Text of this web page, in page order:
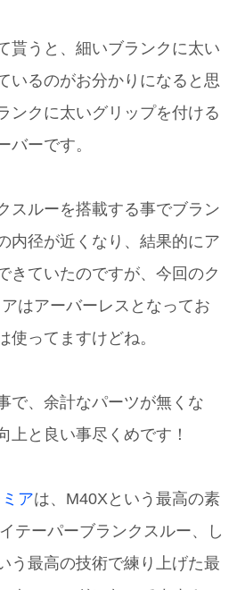
貰うと、細いブランクに太い
いるのがお分かりになると思
ンクに太いグリップを付ける
バーです。
スルーを搭載する事でブラン
内径が近くなり、結果的にア
きていたのですが、今回のク
はアーバーレスとなってお
使ってますけどね。
で、余計なパーツが無くな
上と良い事尽くめです！
アは、M40Xという最高の素
テーパーブランクスルー、し
う最高の技術で練り上げた最